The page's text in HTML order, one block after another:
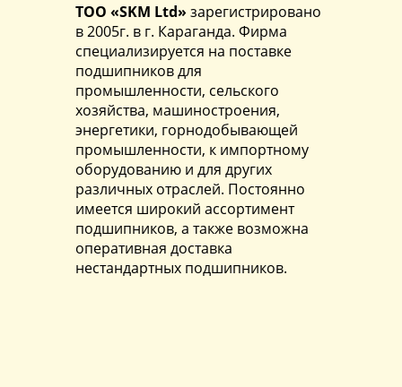
ТОО «SKM Ltd» зарегистрировано
в 2005г. в г. Караганда. Фирма
специализируется на поставке
подшипников для
промышленности, сельского
хозяйства, машиностроения,
энергетики, горнодобывающей
промышленности, к импортному
оборудованию и для других
различных отраслей. Постоянно
имеется широкий ассортимент
подшипников, а также возможна
оперативная доставка
нестандартных подшипников.